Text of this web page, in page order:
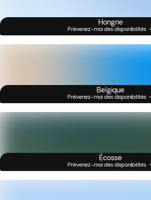
Hongrie
Prévenez-moi des disponibilités
Belgique
Prévenez-moi des disponibilités
Écosse
Prévenez-moi des disponibilités